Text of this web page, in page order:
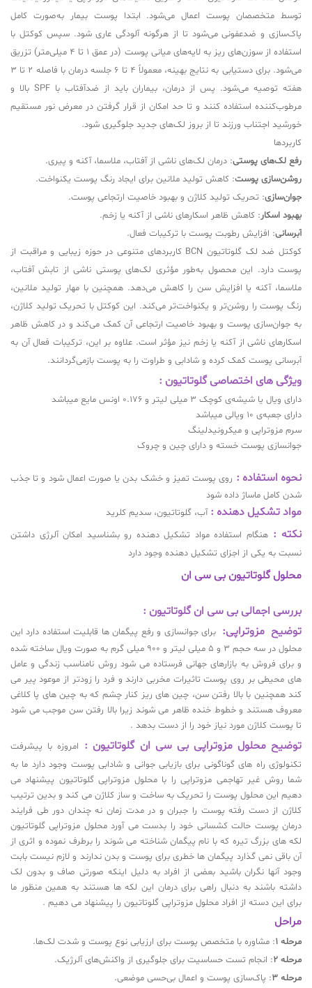
توسط متخصصان پوست اعمال می‌شود. ابتدا پوست بیمار به‌صورت کامل
پاک‌سازی و ضدعفونی می‌شود تا از هرگونه آلودگی عاری شود. سپس کوکتل با
استفاده از سوزن‌های ریز به لایه‌های میانی پوست (در عمق 1 تا 4 میلی‌متر) تزریق
می‌شود. برای دستیابی به نتایج بهینه، معمولاً 4 تا 6 جلسه درمان با فاصله 2 تا 3
هفته توصیه می‌شود. پس از درمان، بیماران باید از ضدآفتاب با SPF بالا و
مرطوب‌کننده استفاده کنند و تا حد امکان از قرار گرفتن در معرض نور مستقیم
خورشید اجتناب ورزند تا از بروز لک‌های جدید جلوگیری شود.
کاربردها
رفع لک‌های پوستی: درمان لک‌های ناشی از آفتاب، ملاسما، آکنه و پیری.
روشن‌سازی پوست: کاهش تولید ملانین برای ایجاد رنگ پوست یکنواخت.
جوان‌سازی: تحریک تولید کلاژن و بهبود خاصیت ارتجاعی پوست.
بهبود اسکار: کاهش ظاهر اسکارهای ناشی از آکنه یا زخم.
آبرسانی: افزایش رطوبت پوست با ترکیبات فعال.
کوکتل ضد لک گلوتاتیون BCN کاربردهای متنوعی در حوزه زیبایی و مراقبت از
پوست دارد. این محصول به‌طور مؤثری لک‌های پوستی ناشی از تابش آفتاب،
ملاسما، آکنه یا افزایش سن را کاهش می‌دهد. همچنین با مهار تولید ملانین،
رنگ پوست را روشن‌تر و یکنواخت‌تر می‌کند. این کوکتل با تحریک تولید کلاژن،
به جوان‌سازی پوست و بهبود خاصیت ارتجاعی آن کمک می‌کند و در کاهش ظاهر
اسکارهای ناشی از آکنه یا زخم نیز مؤثر است. علاوه بر این، ترکیبات فعال آن به
آبرسانی پوست کمک کرده و شادابی و طراوت را به پوست بازمی‌گردانند.
ویژگی های اختصاصی گلوتاتیون :
دارای ویال یا شیشه‌ی کوچک 3 میلی لیتر و 0.176 اونس مایع میباشد
دارای جعبه‌ی 10 ویالی میباشد
سرم مزوتراپی و میکرونیدلینگ
جوانسازی پوست خسته و دارای چین و چروک
نحوه استفاده : روی پوست تمیز و خشک بدن یا صورت اعمال شود و تا جذب
شدن کامل ماساژ داده شود
مواد تشکیل دهنده :آب، گلوتاتیون، سدیم کلرید
نکته : هنگام استفاده مواد تشکیل دهنده رو بشناسید امکان آلرژی داشتن
نسبت به یکی از اجزای تشکیل دهنده وجود دارد
محلول گلوتاتیون بی سی ان
بررسی اجمالی بی سی ان گلوتاتیون :
توضیح مزوتراپی: برای جوانسازی و رفع پیگمان ها قابلیت استفاده دارد این
محلول در سه حجم 3 و 5 میلی لیتر و 900 میلی گرم به صورت ویال ساخته شده
و برای فروش به بازارهای جهانی فرستاده می شود روش نامناسب زندگی و عامل
های محیطی بر روی پوست تاثیرات مخربی دارند و فرد را زودتر از موعود پیر می
کند همچنین با بالا رفتن سن، چین های ریز کنار چشم که به چین های پا کلاغی
معروف هستند و خطوط خنده ظاهر می شوند زیرا بالا رفتن سن موجب می شود
تا پوست کلاژن مورد نیاز خود را از دست بدهد .
توضیح محلول مزوتراپی بی سی ان گلوتاتیون : امروزه با پیشرفت
تکنولوژی راه های گوناگونی برای بازیابی جوانی و شادابی پوست وجود دارد ما به
شما روش غیر تهاجمی مزوتراپی را با محلول مزوتراپی گلوتاتیون پیشنهاد می
دهیم این محلول پوست را تحریک به ساخت و ساز کلاژن می کند و بدین ترتیب
کلاژن از دست رفته پوست را جبران و در مدت زمان نه چندان دور طی فرایند
درمان پوست حالت کشسانی خود را بدست می آورد محلول مزوتراپی گلوتاتیون
لکه های بزرگ تیره که با نام پیگمان شناخته می شوند را برطرف نموده و اثری از
آن باقی نمی گذارد پیگمان ها خطری برای پوست و بدن ندارند و لازم نیست بابت
وجود آنها نگران باشید بعضی از افراد به دلیل اینکه صورتی صاف و بدون لک
داشته باشند به دنبال راهی برای درمان این لکه ها هستند به همین منظور ما
برای این دسته از افراد محلول مزوتراپی گلوتاتیون را پیشنهاد می دهیم .
مراحل
مرحله 1 : مشاوره با متخصص پوست برای ارزیابی نوع پوست و شدت لک‌ها.
مرحله 2
: انجام تست حساسیت برای جلوگیری از واکنش‌های آلرژیک.
مرحله 3
: پاک‌سازی پوست و اعمال بی‌حسی موضعی.